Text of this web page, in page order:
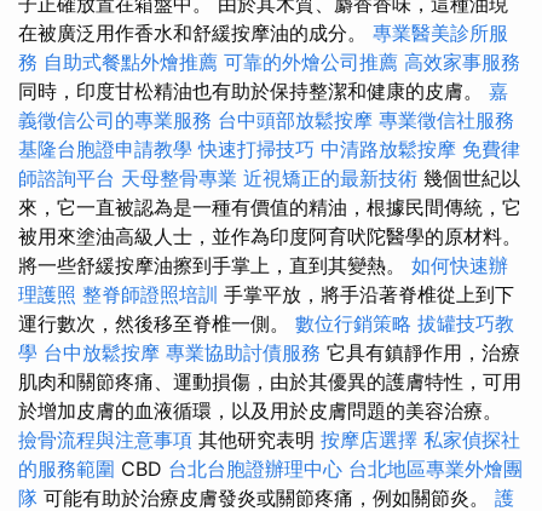
在被廣泛用作香水和舒緩按摩油的成分。 專業醫美診所服
務 自助式餐點外燴推薦 可靠的外燴公司推薦 高效家事服務
同時，印度甘松精油也有助於保持整潔和健康的皮膚。 嘉
義徵信公司的專業服務 台中頭部放鬆按摩 專業徵信社服務
基隆台胞證申請教學 快速打掃技巧 中清路放鬆按摩 免費律
師諮詢平台 天母整骨專業 近視矯正的最新技術 幾個世紀以
來，它一直被認為是一種有價值的精油，根據民間傳統，它
被用來塗油高級人士，並作為印度阿育吠陀醫學的原材料。
將一些舒緩按摩油擦到手掌上，直到其變熱。 如何快速辦
理護照 整脊師證照培訓 手掌平放，將手沿著脊椎從上到下
運行數次，然後移至脊椎一側。 數位行銷策略 拔罐技巧教
學 台中放鬆按摩 專業協助討債服務 它具有鎮靜作用，治療
肌肉和關節疼痛、運動損傷，由於其優異的護膚特性，可用
於增加皮膚的血液循環，以及用於皮膚問題的美容治療。
撿骨流程與注意事項 其他研究表明 按摩店選擇 私家偵探社
的服務範圍 CBD 台北台胞證辦理中心 台北地區專業外燴團
隊 可能有助於治療皮膚發炎或關節疼痛，例如關節炎。 護